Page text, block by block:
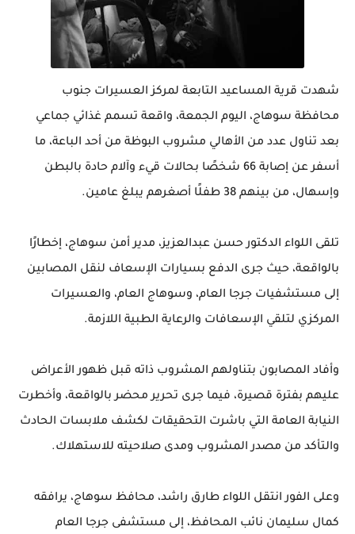
شهدت قرية المساعيد التابعة لمركز العسيرات جنوب
محافظة سوهاج، اليوم الجمعة، واقعة تسمم غذائي جماعي
بعد تناول عدد من الأهالي مشروب البوظة من أحد الباعة، ما
أسفر عن إصابة 66 شخصًا بحالات قيء وآلام حادة بالبطن
وإسهال، من بينهم 38 طفلًا أصغرهم يبلغ عامين.
تلقى اللواء الدكتور حسن عبدالعزيز، مدير أمن سوهاج، إخطارًا
بالواقعة، حيث جرى الدفع بسيارات الإسعاف لنقل المصابين
إلى مستشفيات جرجا العام، وسوهاج العام، والعسيرات
المركزي لتلقي الإسعافات والرعاية الطبية اللازمة.
وأفاد المصابون بتناولهم المشروب ذاته قبل ظهور الأعراض
عليهم بفترة قصيرة، فيما جرى تحرير محضر بالواقعة، وأخطرت
النيابة العامة التي باشرت التحقيقات لكشف ملابسات الحادث
والتأكد من مصدر المشروب ومدى صلاحيته للاستهلاك.
وعلى الفور انتقل اللواء طارق راشد، محافظ سوهاج، يرافقه
كمال سليمان نائب المحافظ، إلى مستشفى جرجا العام